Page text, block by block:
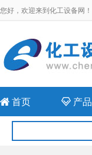
您好，欢迎来到化工设备网！
 首页  产品